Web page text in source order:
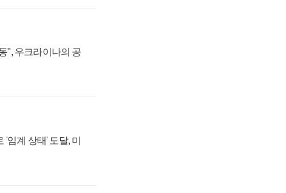
", 우크라이나의 공
임계 상태' 도달, 미